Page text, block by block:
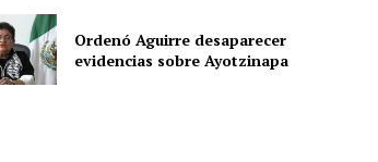
Ordenó Aguirre desaparecer
evidencias sobre Ayotzinapa